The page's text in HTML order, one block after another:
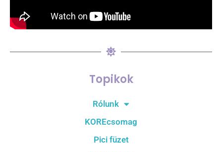
Topikok
Rólunk
KOREcsomag
Pici füzet